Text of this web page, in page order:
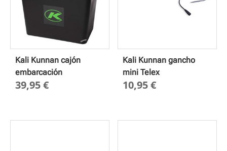
Kali Kunnan cajón
embarcación
39,95€
Kali Kunnan gancho
mini Telex
10,95€